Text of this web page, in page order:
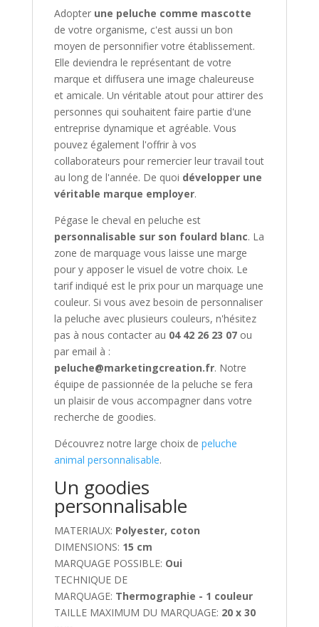
Adopter une peluche comme mascotte
de votre organisme, c'est aussi un bon
moyen de personnifier votre établissement.
Elle deviendra le représentant de votre
marque et diffusera une image chaleureuse
et amicale. Un véritable atout pour attirer des
personnes qui souhaitent faire partie d'une
entreprise dynamique et agréable. Vous
pouvez également l'offrir à vos
collaborateurs pour remercier leur travail tout
au long de l'année. De quoi développer une
véritable marque employer.
Pégase le cheval en peluche est
personnalisable sur son foulard blanc. La
zone de marquage vous laisse une marge
pour y apposer le visuel de votre choix. Le
tarif indiqué est le prix pour un marquage une
couleur. Si vous avez besoin de personnaliser
la peluche avec plusieurs couleurs, n'hésitez
pas à nous contacter au 04 42 26 23 07ou
par email à :
peluche@marketingcreation.fr. Notre
équipe de passionnée de la peluche se fera
un plaisir de vous accompagner dans votre
recherche de goodies.
Découvrez notre large choix de peluche
animal personnalisable.
Un goodies
personnalisable
MATERIAUX: Polyester, coton
DIMENSIONS: 15 cm
MARQUAGE POSSIBLE: Oui
TECHNIQUE DE
MARQUAGE: Thermographie - 1 couleur
TAILLE MAXIMUM DU MARQUAGE: 20 x 30